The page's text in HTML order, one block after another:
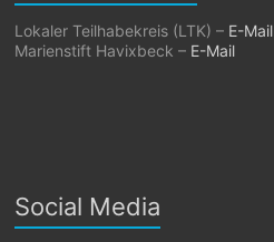
Lokaler Teilhabekreis (LTK) – E-Mail
Marienstift Havixbeck – E-Mail
Social Media